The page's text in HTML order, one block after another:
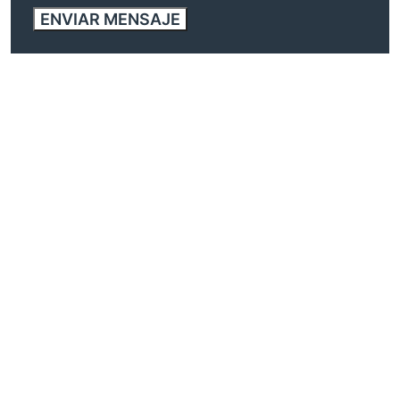
ENVIAR MENSAJE